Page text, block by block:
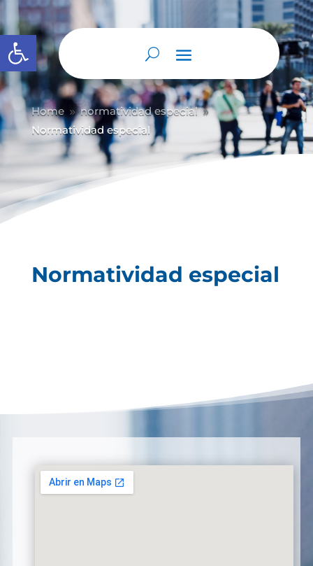
Abrir barra de herramientas
Home 9 normatividad especial 9
Normatividad especial
Normatividad especial